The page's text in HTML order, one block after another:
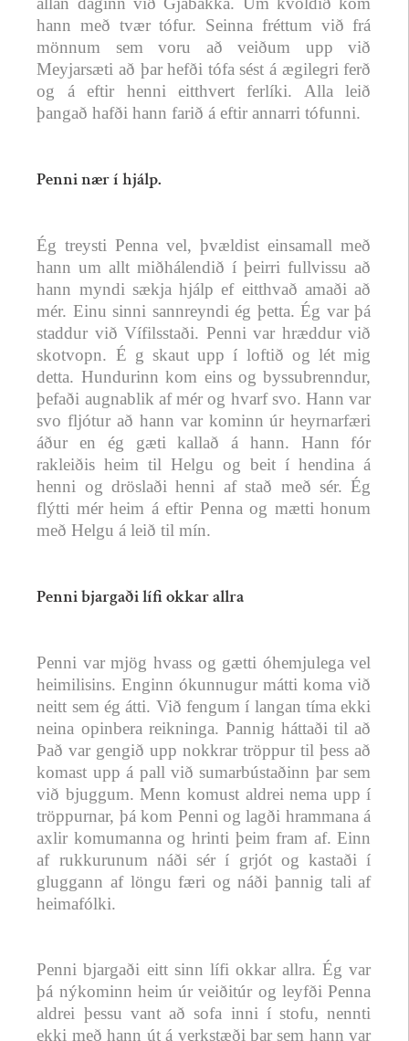
hann með tvær tófur. Seinna fréttum við frá
mönnum sem voru að veiðum upp við
Meyjarsæti að þar hefði tófa sést á ægilegri ferð
og á eftir henni eitthvert ferlíki. Alla leið
þangað hafði hann farið á eftir annarri tófunni.
Penni nær í hjálp.
Ég treysti Penna vel, þvældist einsamall með
hann um allt miðhálendið í þeirri fullvissu að
hann myndi sækja hjálp ef eitthvað amaði að
mér. Einu sinni sannreyndi ég þetta. Ég var þá
staddur við Vífilsstaði. Penni var hræddur við
skotvopn. É g skaut upp í loftið og lét mig
detta. Hundurinn kom eins og byssubrenndur,
þefaði augnablik af mér og hvarf svo. Hann var
svo fljótur að hann var kominn úr heyrnarfæri
áður en ég gæti kallað á hann. Hann fór
rakleiðis heim til Helgu og beit í hendina á
henni og dröslaði henni af stað með sér. Ég
flýtti mér heim á eftir Penna og mætti honum
með Helgu á leið til mín.
Penni bjargaði lífi okkar allra
Penni var mjög hvass og gætti óhemjulega vel
heimilisins. Enginn ókunnugur mátti koma við
neitt sem ég átti. Við fengum í langan tíma ekki
neina opinbera reikninga. Þannig háttaði til að
Það var gengið upp nokkrar tröppur til þess að
komast upp á pall við sumarbústaðinn þar sem
við bjuggum. Menn komust aldrei nema upp í
tröppurnar, þá kom Penni og lagði hrammana á
axlir komumanna og hrinti þeim fram af. Einn
af rukkurunum náði sér í grjót og kastaði í
gluggann af löngu færi og náði þannig tali af
heimafólki.
Penni bjargaði eitt sinn lífi okkar allra. Ég var
þá nýkominn heim úr veiðitúr og leyfði Penna
aldrei þessu vant að sofa inni í stofu, nennti
ekki með hann út á verkstæði þar sem hann var